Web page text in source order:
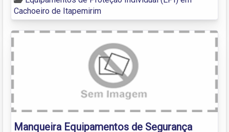
Cachoeiro de Itapemirim
Manqueira Equipamentos de Segurança